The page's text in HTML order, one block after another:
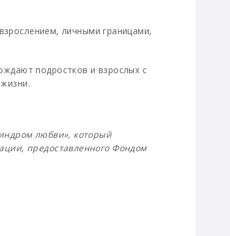
личными границами,
подростков и взрослых с
любви», который
предоставленного Фондом